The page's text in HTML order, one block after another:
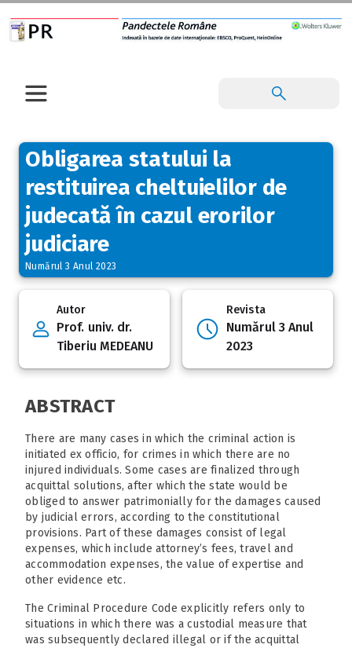
Obligarea statului la
restituirea cheltuielilor de
judecată în cazul erorilor
judiciare
Numărul 3 Anul 2023
Autor
Prof. univ. dr.
Tiberiu MEDEANU
Revista
Numărul 3 Anul
2023
ABSTRACT
There are many cases in which the criminal action is
initiated ex officio, for crimes in which there are no
injured individuals. Some cases are finalized through
acquittal solutions, after which the state would be
obliged to answer patrimonially for the damages caused
by judicial errors, according to the constitutional
provisions. Part of these damages consist of legal
expenses, which include attorney’s fees, travel and
accommodation expenses, the value of expertise and
other evidence etc.
The Criminal Procedure Code explicitly refers only to
situations in which there was a custodial measure that
was subsequently declared illegal or if the acquittal